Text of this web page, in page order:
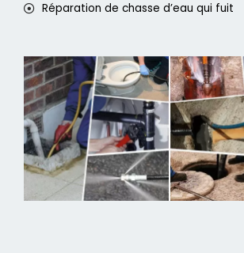
Réparation de chasse d’eau qui fuit